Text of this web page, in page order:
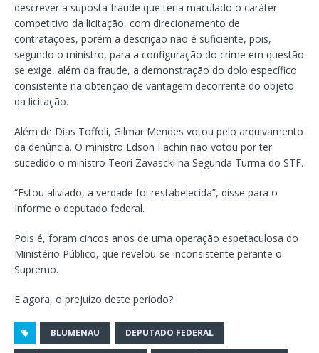
descrever a suposta fraude que teria maculado o caráter
competitivo da licitação, com direcionamento de
contratações, porém a descrição não é suficiente, pois,
segundo o ministro, para a configuração do crime em questão
se exige, além da fraude, a demonstração do dolo específico
consistente na obtenção de vantagem decorrente do objeto
da licitação.
Além de Dias Toffoli, Gilmar Mendes votou pelo arquivamento
da denúncia. O ministro Edson Fachin não votou por ter
sucedido o ministro Teori Zavascki na Segunda Turma do STF.
“Estou aliviado, a verdade foi restabelecida”, disse para o
Informe o deputado federal.
Pois é, foram cincos anos de uma operação espetaculosa do
Ministério Público, que revelou-se inconsistente perante o
Supremo.
E agora, o prejuízo deste período?
BLUMENAU DEPUTADO FEDERAL